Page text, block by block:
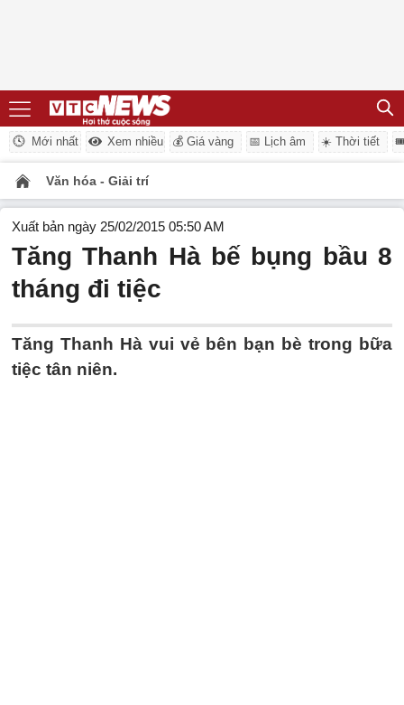
Mới nhất Xem nhiều 💰 Giá vàng 📅 Lịch âm ☀️ Thời tiết
Văn hóa - Giải trí
Xuất bản ngày 25/02/2015 05:50 AM
Tăng Thanh Hà bế bụng bầu 8
tháng đi tiệc
Tăng Thanh Hà vui vẻ bên bạn bè trong bữa
tiệc tân niên.